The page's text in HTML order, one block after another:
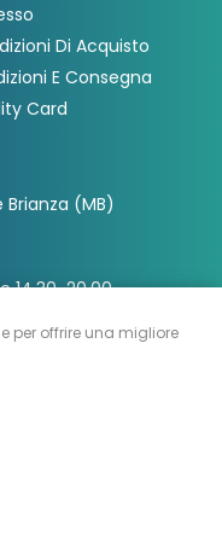
Di Acquisto
E Consegna
Card
Brianza (MB)
14.30-20.00
per offrire una migliore